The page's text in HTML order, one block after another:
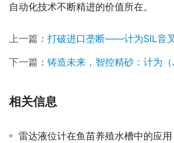
自动化技术不断精进的价值所在。
上一篇： 打破进口垄断——计为SIL音叉液位开关成为特斯
下一篇： 铸造未来，智控精砂：计为（Jiwei）助力汽车精密铸
相关信息
雷达液位计在鱼苗养殖水槽中的应用：精准测量